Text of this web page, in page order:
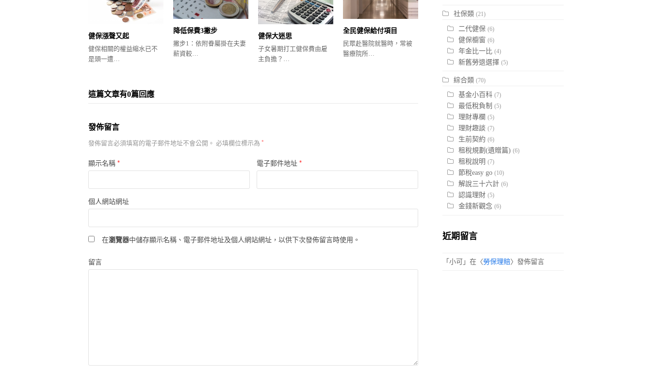
健保漲聲又起
健保相關的權益縮水已不
是頭一遭…
降低保費3撇步
撇步1：依附眷屬掛在夫妻
薪資較…
健保大迷思
子女暑期打工健保費由雇
主負擔？…
全民健保給付項目
民眾赴醫院就醫時，常被
醫療院所…
這篇文章有0篇回應
發佈留言
發佈留言必須填寫的電子郵件地址不會公開。 必填欄位標示為 *
顯示名稱 * 電子郵件地址 *
個人網站網址
在瀏覽器中儲存顯示名稱、電子郵件地址及個人網站網址，以供下次發佈留言時使用。
留言
社保類 (21)
二代健保 (6)
健保櫥窗 (6)
年金比一比 (4)
新舊勞退選擇 (5)
綜合類 (70)
基金小百科 (7)
最低稅負制 (5)
理財專欄 (5)
理財趣談 (7)
生前契約 (6)
租稅規劃(遺贈篇) (6)
租稅說明 (7)
節稅easy go (10)
解說三十六計 (6)
認識理財 (5)
金錢新觀念 (6)
近期留言
「 小可 」在〈勞保理賠〉發佈留言